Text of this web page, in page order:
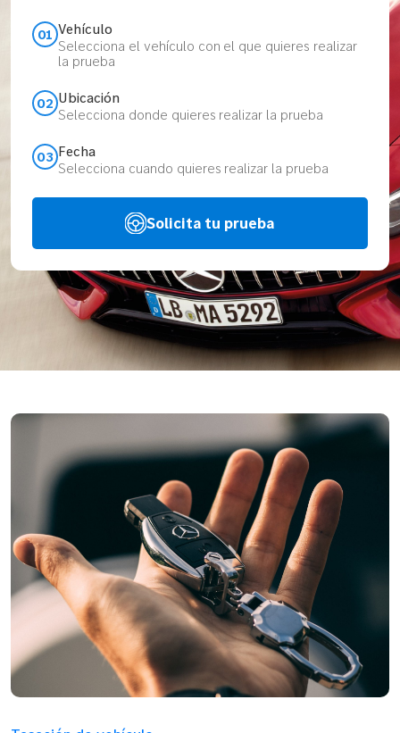
01 Vehículo
Selecciona el vehículo con el que quieres realizar
la prueba
02 Ubicación
Selecciona donde quieres realizar la prueba
03 Fecha
Selecciona cuando quieres realizar la prueba
Solicita tu prueba